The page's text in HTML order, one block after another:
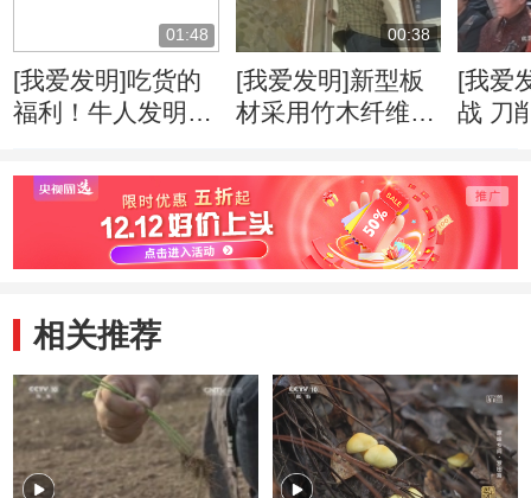
01:48
[我爱发明]吃货的
福利！牛人发明自
00:38
[我爱发明]新型板
材采用竹木纤维
输成本
[我爱
战 刀
相关推荐